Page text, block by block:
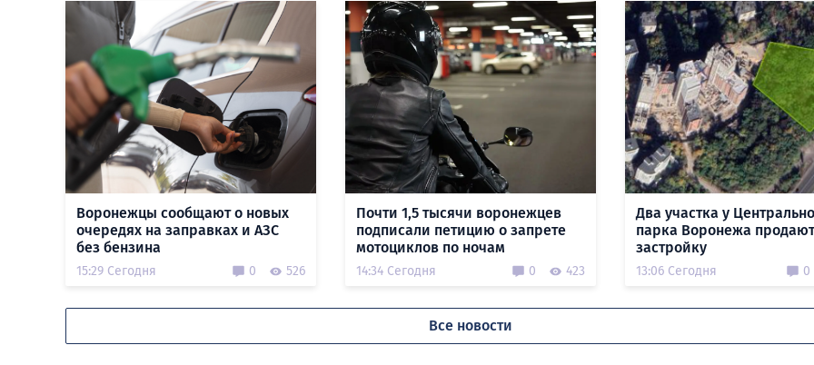
Воронежцы сообщают о новых
очередях на заправках и АЗС
без бензина
15:29 Сегодня 0 526
Почти 1,5 тысячи воронежцев
подписали петицию о запрете
мотоциклов по ночам
14:34 Сегодня 0 423
Два участка у
парка Воронежа
застройку
13:06 Сегодня 0
Все новости